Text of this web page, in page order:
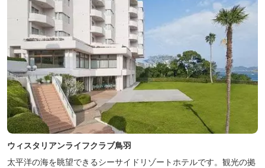
ウィスタリアンライフクラブ鳥羽
太平洋の海を眺望できるシーサイドリゾートホテルです。観光の拠